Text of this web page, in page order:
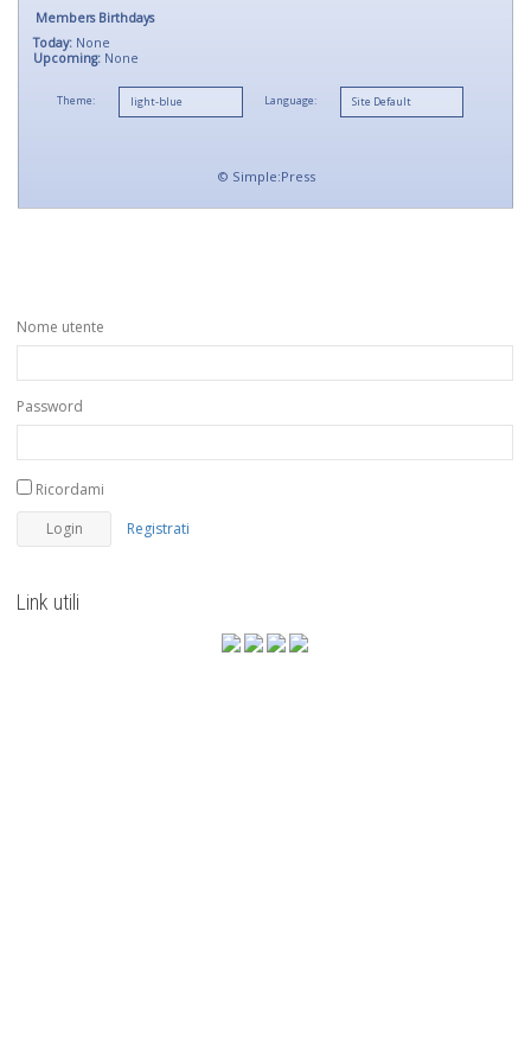
Members Birthdays
Today: None
Upcoming: None
Theme: Language:
© Simple:Press
Nome utente
Password
Ricordami
Registrati
Link utili